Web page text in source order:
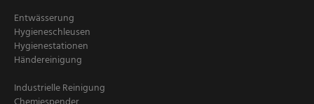
Entwässerung
Hygieneschleusen
Hygienestationen
Händereinigung
Industrielle Reinigung